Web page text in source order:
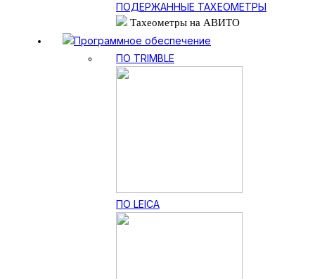
ПОДЕРЖАННЫЕ ТАХЕОМЕТРЫ
Тахеометры на АВИТО
Программное обеспечение
ПО TRIMBLE
ПО LEICA